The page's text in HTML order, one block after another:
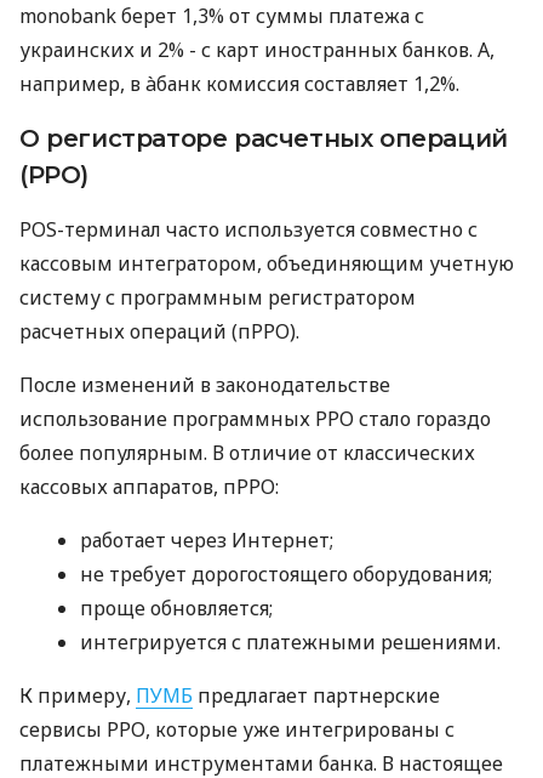
monobank берет 1,3% от суммы платежа с
украинских и 2% - с карт иностранных банков. А,
например, в àбанк комиссия составляет 1,2%.
О регистраторе расчетных операций
(РРО)
POS-терминал часто используется совместно с
кассовым интегратором, объединяющим учетную
систему с программным регистратором
расчетных операций (пРРО).
После изменений в законодательстве
использование программных РРО стало гораздо
более популярным. В отличие от классических
кассовых аппаратов, пРРО:
работает через Интернет;
не требует дорогостоящего оборудования;
проще обновляется;
интегрируется с платежными решениями.
К примеру, ПУМБ предлагает партнерские
сервисы РРО, которые уже интегрированы с
платежными инструментами банка. В настоящее